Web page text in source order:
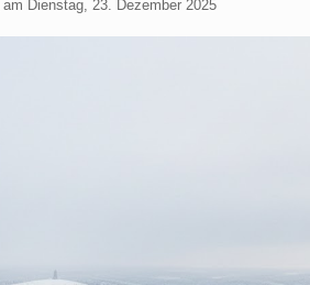
am Dienstag, 23. Dezember 2025